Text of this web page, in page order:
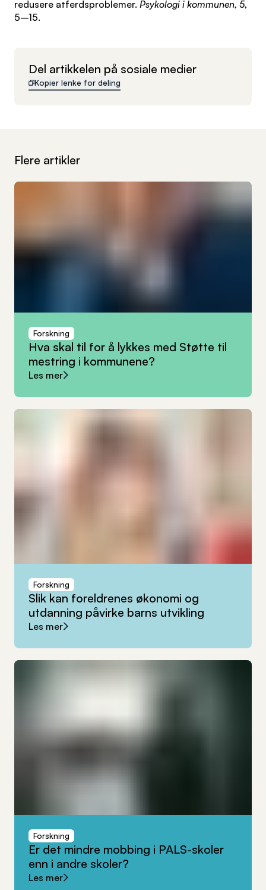
redusere atferdsproblemer. Psykologi i kommunen, 5,
5–15.
Del artikkelen på sosiale medier
Kopier lenke for deling
Flere artikler
Forskning
Hva skal til for å lykkes med Støtte til
mestring i kommunene?
Les mer
Forskning
Slik kan foreldrenes økonomi og
utdanning påvirke barns utvikling
Les mer
Forskning
Er det mindre mobbing i PALS-skoler
enn i andre skoler?
Les mer